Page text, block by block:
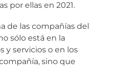
por ellas en 2021.
de las compañías del
sólo está en la
y servicios o en los
sino que